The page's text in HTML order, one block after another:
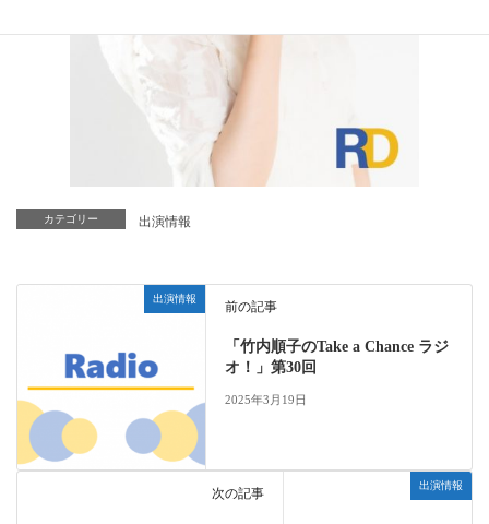
カテゴリー 出演情報
出演情報
前の記事
「竹内順子のTake a Chance ラジ
オ！」第30回
2025年3月19日
出演情報
次の記事